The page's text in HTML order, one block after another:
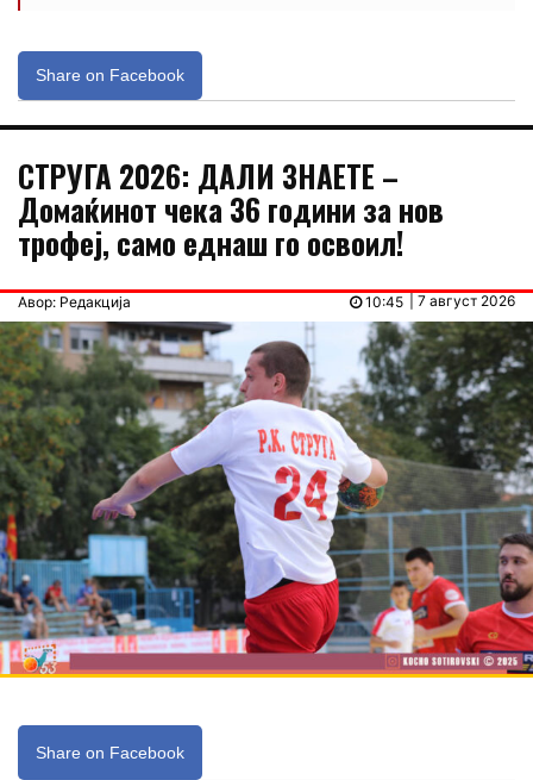
Share on Facebook
СТРУГА 2026: ДАЛИ ЗНАЕТЕ –
Домаќинот чека 36 години за нов
трофеј, само еднаш го освоил!
Авор: Редакција | 7 август 2026
10:45
Share on Facebook